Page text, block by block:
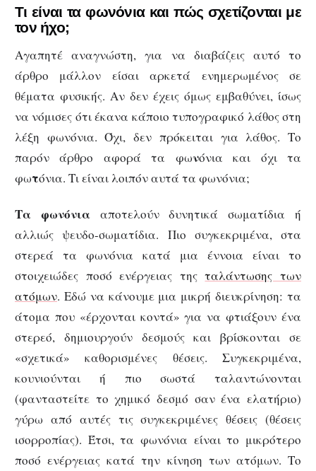
Τι είναι τα φωνόνια και πώς σχετίζονται με
τον ήχο;
Αγαπητέ αναγνώστη, για να διαβάζεις αυτό το
άρθρο μάλλον είσαι αρκετά ενημερωμένος σε
θέματα φυσικής. Αν δεν έχεις όμως εμβαθύνει, ίσως
να νόμισες ότι έκανα κάποιο τυπογραφικό λάθος στη
λέξη φωνόνια. Όχι, δεν πρόκειται για λάθος. Το
παρόν άρθρο αφορά τα φωνόνια και όχι τα
φωτόνια. Τι είναι λοιπόν αυτά τα φωνόνια;
Τα φωνόνιααποτελούν δυνητικά σωματίδια ή
αλλιώς ψευδο-σωματίδια. Πιο συγκεκριμένα, στα
στερεά τα φωνόνια κατά μια έννοια είναι το
στοιχειώδες ποσό ενέργειας τηςταλάντωσης των
ατόμων. Εδώ να κάνουμε μια μικρή διευκρίνηση: τα
άτομα που «έρχονται κοντά» για να φτιάξουν ένα
στερεό, δημιουργούν δεσμούς και βρίσκονται σε
«σχετικά» καθορισμένες θέσεις. Συγκεκριμένα,
κουνιούνται ή πιο σωστά ταλαντώνονται
(φανταστείτε το χημικό δεσμό σαν ένα ελατήριο)
γύρω από αυτές τις συγκεκριμένες θέσεις (θέσεις
ισορροπίας). Έτσι, τα φωνόνια είναι το μικρότερο
ποσό ενέργειας κατά την κίνηση των ατόμων. Το